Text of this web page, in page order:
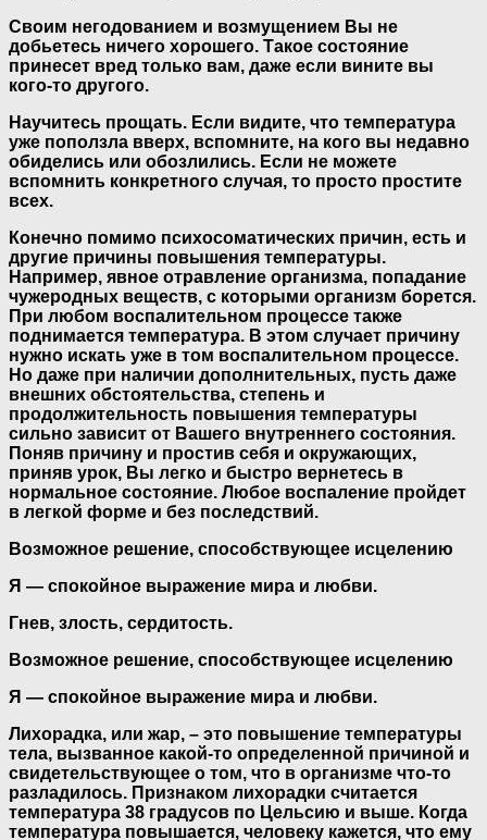
Своим негодованием и возмущением Вы не
добьетесь ничего хорошего. Такое состояние
принесет вред только вам, даже если вините вы
кого-то другого.
Научитесь прощать. Если видите, что температура
уже поползла вверх, вспомните, на кого вы недавно
обиделись или обозлились. Если не можете
вспомнить конкретного случая, то просто простите
всех.
Конечно помимо психосоматических причин, есть и
другие причины повышения температуры.
Например, явное отравление организма, попадание
чужеродных веществ, с которыми организм борется.
При любом воспалительном процессе также
поднимается температура. В этом случает причину
нужно искать уже в том воспалительном процессе.
Но даже при наличии дополнительных, пусть даже
внешних обстоятельства, степень и
продолжительность повышения температуры
сильно зависит от Вашего внутреннего состояния.
Поняв причину и простив себя и окружающих,
приняв урок, Вы легко и быстро вернетесь в
нормальное состояние. Любое воспаление пройдет
в легкой форме и без последствий.
Возможное решение, способствующее исцелению
Я — спокойное выражение мира и любви.
Гнев, злость, сердитость.
Возможное решение, способствующее исцелению
Я — спокойное выражение мира и любви.
Лихорадка, или жар, – это повышение температуры
тела, вызванное какой-то определенной причиной и
свидетельствующее о том, что в организме что-то
разладилось. Признаком лихорадки считается
температура 38 градусов по Цельсию и выше. Когда
температура повышается, человеку кажется, что ему